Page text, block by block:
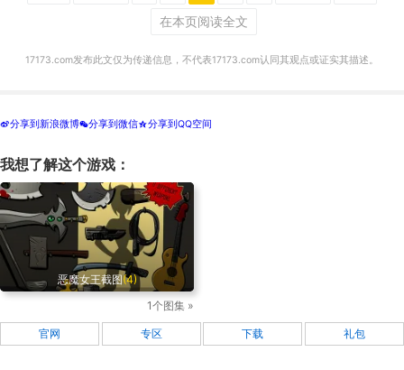
在本页阅读全文
17173.com发布此文仅为传递信息，不代表17173.com认同其观点或证实其描述。
t分享到新浪微博w分享到微信z分享到QQ空间
我想了解这个游戏：
恶魔女王截图(4)
1个图集 »
官网 专区 下载 礼包